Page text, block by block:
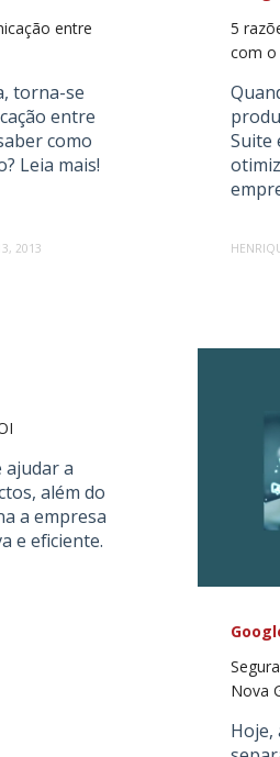
entre
torna-se
entre
como
Leia mais!
2013
5
com o
Suite
ajudar a
além do
a empresa
e eficiente.
Nova
Hoje,